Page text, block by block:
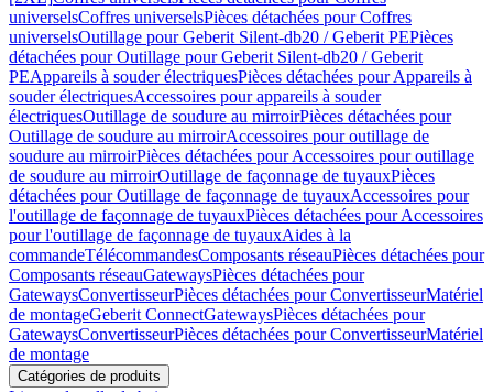
universelsCoffres universelsPièces détachées pour Coffres
universelsOutillage pour Geberit Silent-db20 / Geberit PEPièces
détachées pour Outillage pour Geberit Silent-db20 / Geberit
PEAppareils à souder électriquesPièces détachées pour Appareils à
souder électriquesAccessoires pour appareils à souder
électriquesOutillage de soudure au mirroirPièces détachées pour
Outillage de soudure au mirroirAccessoires pour outillage de
soudure au mirroirPièces détachées pour Accessoires pour outillage
de soudure au mirroirOutillage de façonnage de tuyauxPièces
détachées pour Outillage de façonnage de tuyauxAccessoires pour
l'outillage de façonnage de tuyauxPièces détachées pour Accessoires
pour l'outillage de façonnage de tuyauxAides à la
commandeTélécommandesComposants réseauPièces détachées pour
Composants réseauGatewaysPièces détachées pour
GatewaysConvertisseurPièces détachées pour ConvertisseurMatériel
de montageGeberit ConnectGatewaysPièces détachées pour
GatewaysConvertisseurPièces détachées pour ConvertisseurMatériel
de montage
Catégories de produits